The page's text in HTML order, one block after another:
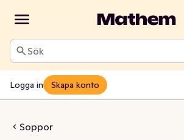
Sök
Logga in Skapa konto
Soppor
Mozzarella